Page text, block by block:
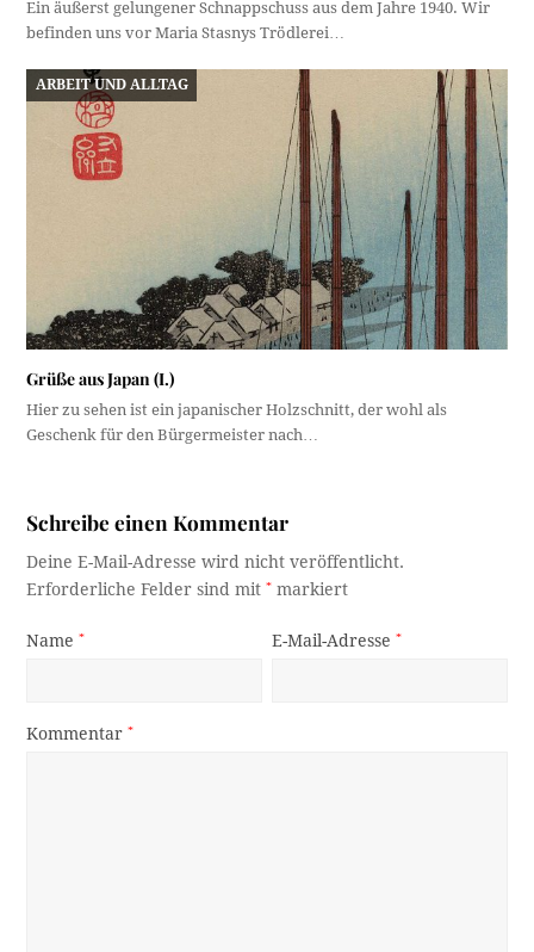
Ein äußerst gelungener Schnappschuss aus dem Jahre 1940. Wir
befinden uns vor Maria Stasnys Trödlerei…
ARBEIT UND ALLTAG
Grüße aus Japan (I.)
Hier zu sehen ist ein japanischer Holzschnitt, der wohl als
Geschenk für den Bürgermeister nach…
Schreibe einen Kommentar
Deine E-Mail-Adresse wird nicht veröffentlicht.
Erforderliche Felder sind mit* markiert
Name* E-Mail-Adresse*
Kommentar*